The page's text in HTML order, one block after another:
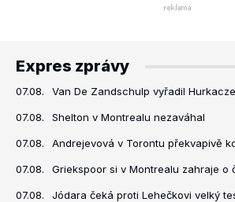
Expres zprávy
07.08. Van De Zandschulp vyřadil
07.08. Shelton v Montrealu nezaváhal
07.08. Andrejevová v Torontu překvapivě
07.08. Griekspoor si v Montrealu zahraje o
07.08.
Jódara čeká proti Lehečkovi velký